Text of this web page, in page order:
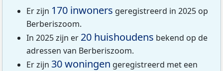
Er zijn 170 inwoners geregistreerd in 2025 op
Berberiszoom.
In 2025 zijn er 20 huishoudens bekend op de
adressen van Berberiszoom.
Er zijn 30 woningen geregistreerd met een